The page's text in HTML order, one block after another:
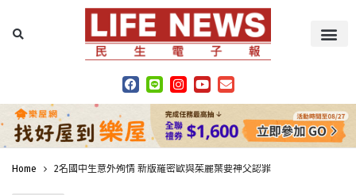
Home 2名國中生意外殉情 新版羅密歐與茱麗葉要神父認罪